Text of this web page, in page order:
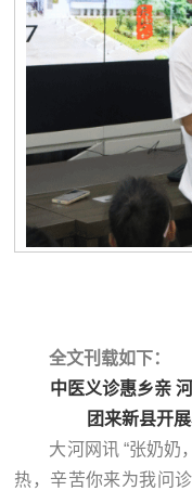
全文刊载如下：
中医义诊惠乡亲
团来新县开
大河网讯 “张奶奶
热，辛苦你来为我问